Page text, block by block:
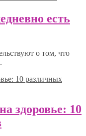
есть
о том, что
здоровье: 10